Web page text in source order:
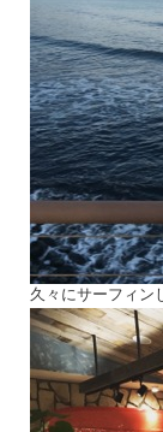
久々にサーフィン